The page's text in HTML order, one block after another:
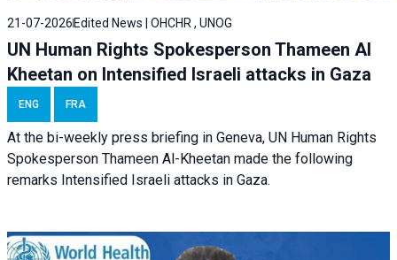
21-07-2026 Edited News | OHCHR , UNOG
UN Human Rights Spokesperson Thameen Al
Kheetan on Intensified Israeli attacks in Gaza
ENG FRA
At the bi-weekly press briefing in Geneva, UN Human Rights
Spokesperson Thameen Al-Kheetan made the following
remarks Intensified Israeli attacks in Gaza.